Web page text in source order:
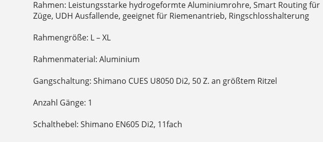
Rahmen: Leistungsstarke hydrogeformte Aluminiumrohre, Smart Routing für
Züge, UDH Ausfallende, geeignet für Riemenantrieb, Ringschlosshalterung
Rahmengröße: L – XL
Rahmenmaterial: Aluminium
Gangschaltung: Shimano CUES U8050 Di2, 50 Z. an größtem Ritzel
Anzahl Gänge: 1
Schalthebel: Shimano EN605 Di2, 11fach